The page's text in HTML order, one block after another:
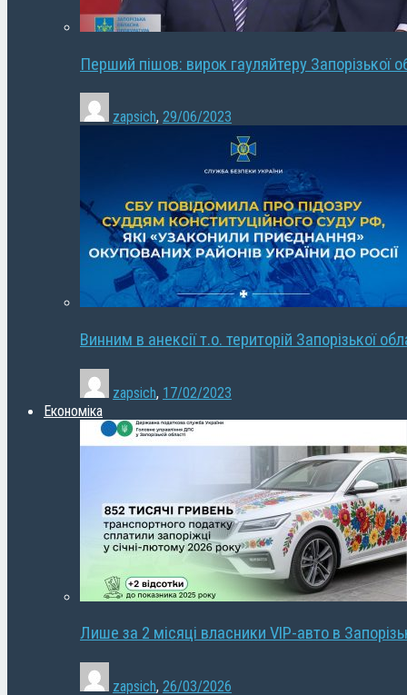
Перший пішов: вирок гауляйтеру Запорізької
zapsich, 29/06/2023
Винним в анексії т.о. територій Запорізької
zapsich, 17/02/2023
Економіка
Лише за 2 місяці власники VIP-авто в
zapsich, 26/03/2026